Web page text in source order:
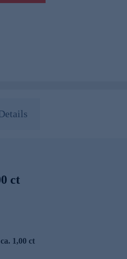
ct
1,00 ct